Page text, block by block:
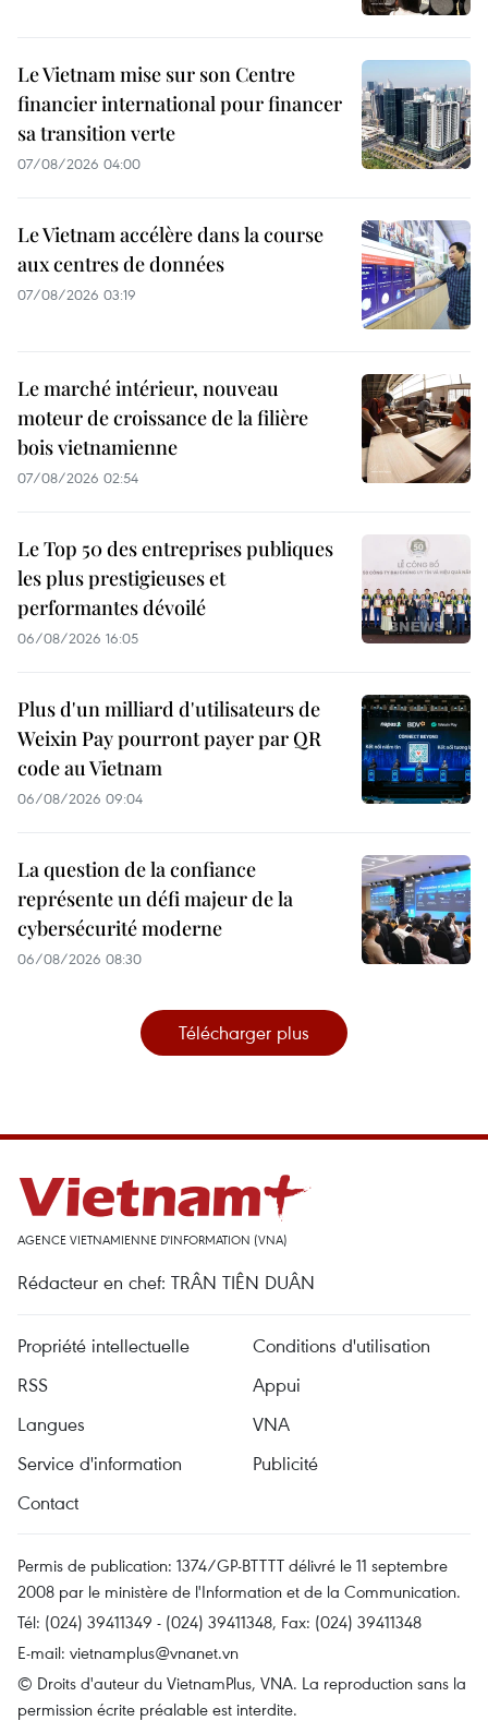
Le Vietnam mise sur son Centre
financier international pour financer
sa transition verte
07/08/2026 04:00
Le Vietnam accélère dans la course
aux centres de données
07/08/2026 03:19
Le marché intérieur, nouveau
moteur de croissance de la filière
bois vietnamienne
07/08/2026 02:54
Le Top 50 des entreprises publiques
les plus prestigieuses et
performantes dévoilé
06/08/2026 16:05
Plus d'un milliard d'utilisateurs de
Weixin Pay pourront payer par QR
code au Vietnam
06/08/2026 09:04
La question de la confiance
représente un défi majeur de la
cybersécurité moderne
06/08/2026 08:30
Télécharger plus
AGENCE VIETNAMIENNE D'INFORMATION (VNA)
Rédacteur en chef: TRÂN TIÊN DUÂN
Propriété intellectuelle
Conditions d'utilisation
RSS
Appui
Langues
VNA
Service d'information
Publicité
Contact
Permis de publication: 1374/GP-BTTTT délivré le 11 septembre
2008 par le ministère de l'Information et de la Communication.
Tél: (024) 39411349 - (024) 39411348, Fax: (024) 39411348
E-mail: vietnamplus@vnanet.vn
© Droits d'auteur du VietnamPlus, VNA. La reproduction sans la
permission écrite préalable est interdite.